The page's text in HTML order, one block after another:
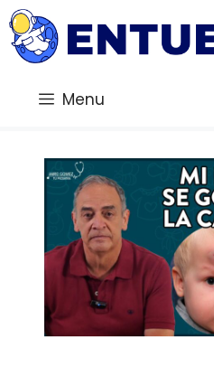
Saltar
al
contenido
Menu